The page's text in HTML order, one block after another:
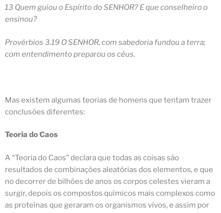
13 Quem guiou o Espírito do SENHOR? E que conselheiro o
ensinou?
Provérbios 3.19 O SENHOR, com sabedoria fundou a terra;
com entendimento preparou os céus.
Mas existem algumas teorias de homens que tentam trazer
conclusões diferentes:
Teoria do Caos
A “Teoria do Caos” declara que todas as coisas são
resultados de combinações aleatórias dos elementos, e que
no decorrer de bilhões de anos os corpos celestes vieram a
surgir, depois os compostos químicos mais complexos como
as proteínas que geraram os organismos vivos, e assim por